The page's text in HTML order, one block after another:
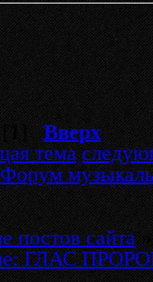
1]Вверх
тема
постов сайта»
ГЛАС